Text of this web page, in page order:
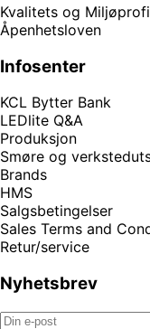
Kvalitets og
Åpenhetsloven
Infosenter
KCL Bytter Bank
LEDlite Q&A
Produksjon
Smøre og
Brands
HMS
Salgsbetingelser
Sales Terms and
Retur/service
Nyhetsbrev